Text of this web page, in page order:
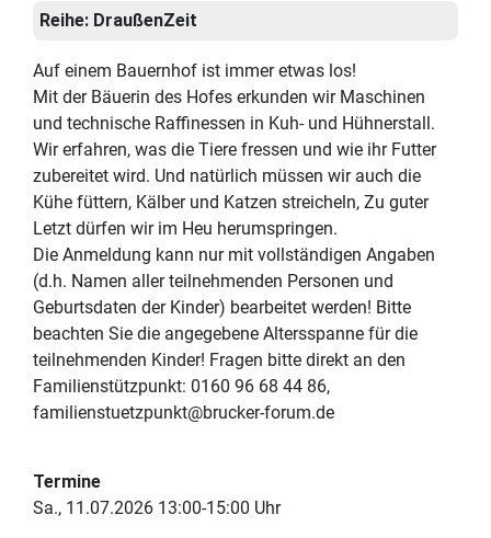
Reihe: DraußenZeit
Auf einem Bauernhof ist immer etwas los!
Mit der Bäuerin des Hofes erkunden wir Maschinen
und technische Raffinessen in Kuh- und Hühnerstall.
Wir erfahren, was die Tiere fressen und wie ihr Futter
zubereitet wird. Und natürlich müssen wir auch die
Kühe füttern, Kälber und Katzen streicheln, Zu guter
Letzt dürfen wir im Heu herumspringen.
Die Anmeldung kann nur mit vollständigen Angaben
(d.h. Namen aller teilnehmenden Personen und
Geburtsdaten der Kinder) bearbeitet werden! Bitte
beachten Sie die angegebene Altersspanne für die
teilnehmenden Kinder! Fragen bitte direkt an den
Familienstützpunkt: 0160 96 68 44 86,
familienstuetzpunkt@brucker-forum.de
Termine
Sa., 11.07.2026 13:00-15:00 Uhr